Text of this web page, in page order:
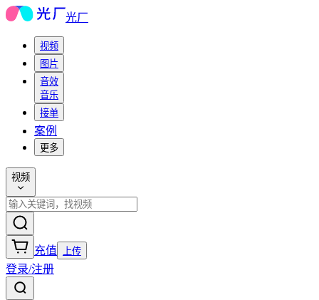
光厂
视频
图片
音效
音乐
接单
案例
更多
视频
充值 上传
登录/注册